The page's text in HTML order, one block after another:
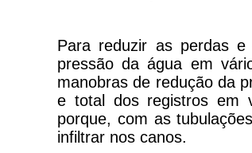
Para reduzir as perdas
pressão da água em
manobras de redução da
e total dos registros em
porque, com as
infiltrar nos canos.